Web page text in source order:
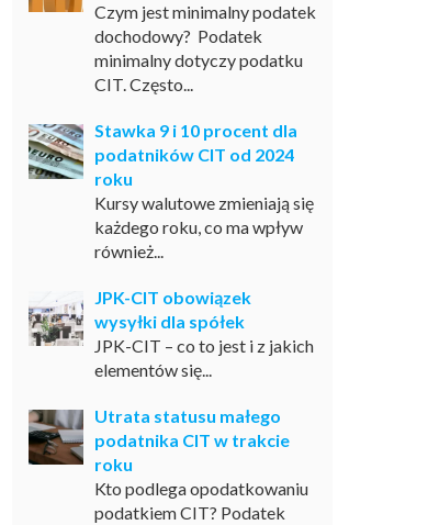
Czym jest minimalny podatek
dochodowy? Podatek
minimalny dotyczy podatku
CIT. Często...
Stawka 9 i 10 procent dla
podatników CIT od 2024
roku
Kursy walutowe zmieniają się
każdego roku, co ma wpływ
również...
JPK-CIT obowiązek
wysyłki dla spółek
JPK-CIT – co to jest i z jakich
elementów się...
Utrata statusu małego
podatnika CIT w trakcie
roku
Kto podlega opodatkowaniu
podatkiem CIT? Podatek